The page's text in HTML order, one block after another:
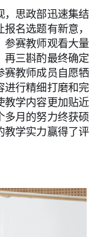
，思政部迅速集结
名选题有新意，
参赛教师观看大量
再三斟酌最终确定
赛教师成员自愿牺
进行精细打磨和完
教学内容更加贴近
多月的努力终获硕
教学实力赢得了评